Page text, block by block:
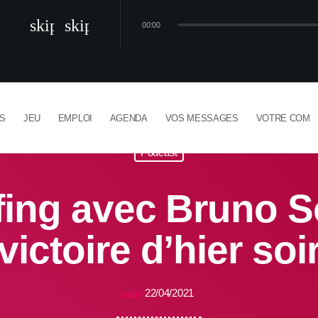
skip_previous
skip_next 00:00
JEU EMPLOI AGENDA VOS MESSAGES VOTRE COM
Podcast
avec Bruno
d’hier
today 22/04/2021